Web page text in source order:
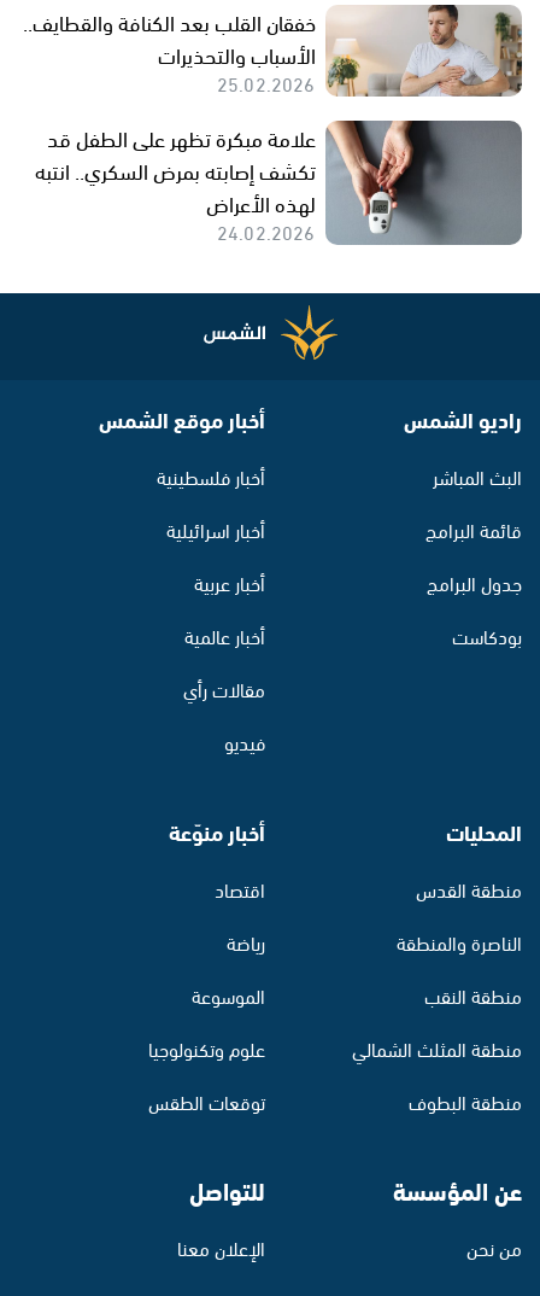
خفقان القلب بعد الكنافة والقطايف..
الأسباب والتحذيرات
25.02.2026
علامة مبكرة تظهر على الطفل قد
تكشف إصابته بمرض السكري.. انتبه
لهذه الأعراض
24.02.2026
راديو الشمس
البث المباشر
قائمة البرامج
جدول البرامج
بودكاست
أخبار موقع الشمس
أخبار فلسطينية
أخبار اسرائيلية
أخبار عربية
أخبار عالمية
مقالات رأي
فيديو
المحليات
منطقة القدس
الناصرة والمنطقة
منطقة النقب
منطقة المثلث الشمالي
منطقة البطوف
أخبار منوّعة
اقتصاد
رياضة
الموسوعة
علوم وتكنولوجيا
توقعات الطقس
عن المؤسسة
من نحن
للتواصل
الإعلان معنا